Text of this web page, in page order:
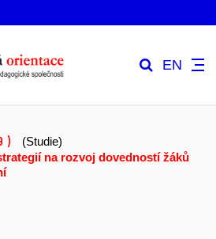
EN
(Studie)
na rozvoj dovedností žáků